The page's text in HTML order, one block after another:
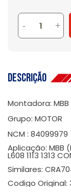
- +
Descrição
Montadora: MBB
Grupo: MOTOR
NCM : 84099979
Aplicação: MBB
L608 1113 1313
Similares:
Codigo Original: